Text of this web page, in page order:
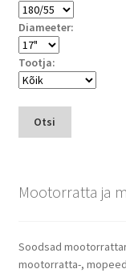
Diameeter:
Tootja:
Otsi
Mootorratta ja
Soodsad
mootorratta-,